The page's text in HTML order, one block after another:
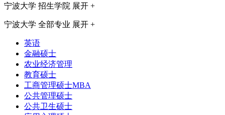
宁波大学 招生学院 展开 +
宁波大学 全部专业 展开 +
英语
金融硕士
农业经济管理
教育硕士
工商管理硕士MBA
公共管理硕士
公共卫生硕士